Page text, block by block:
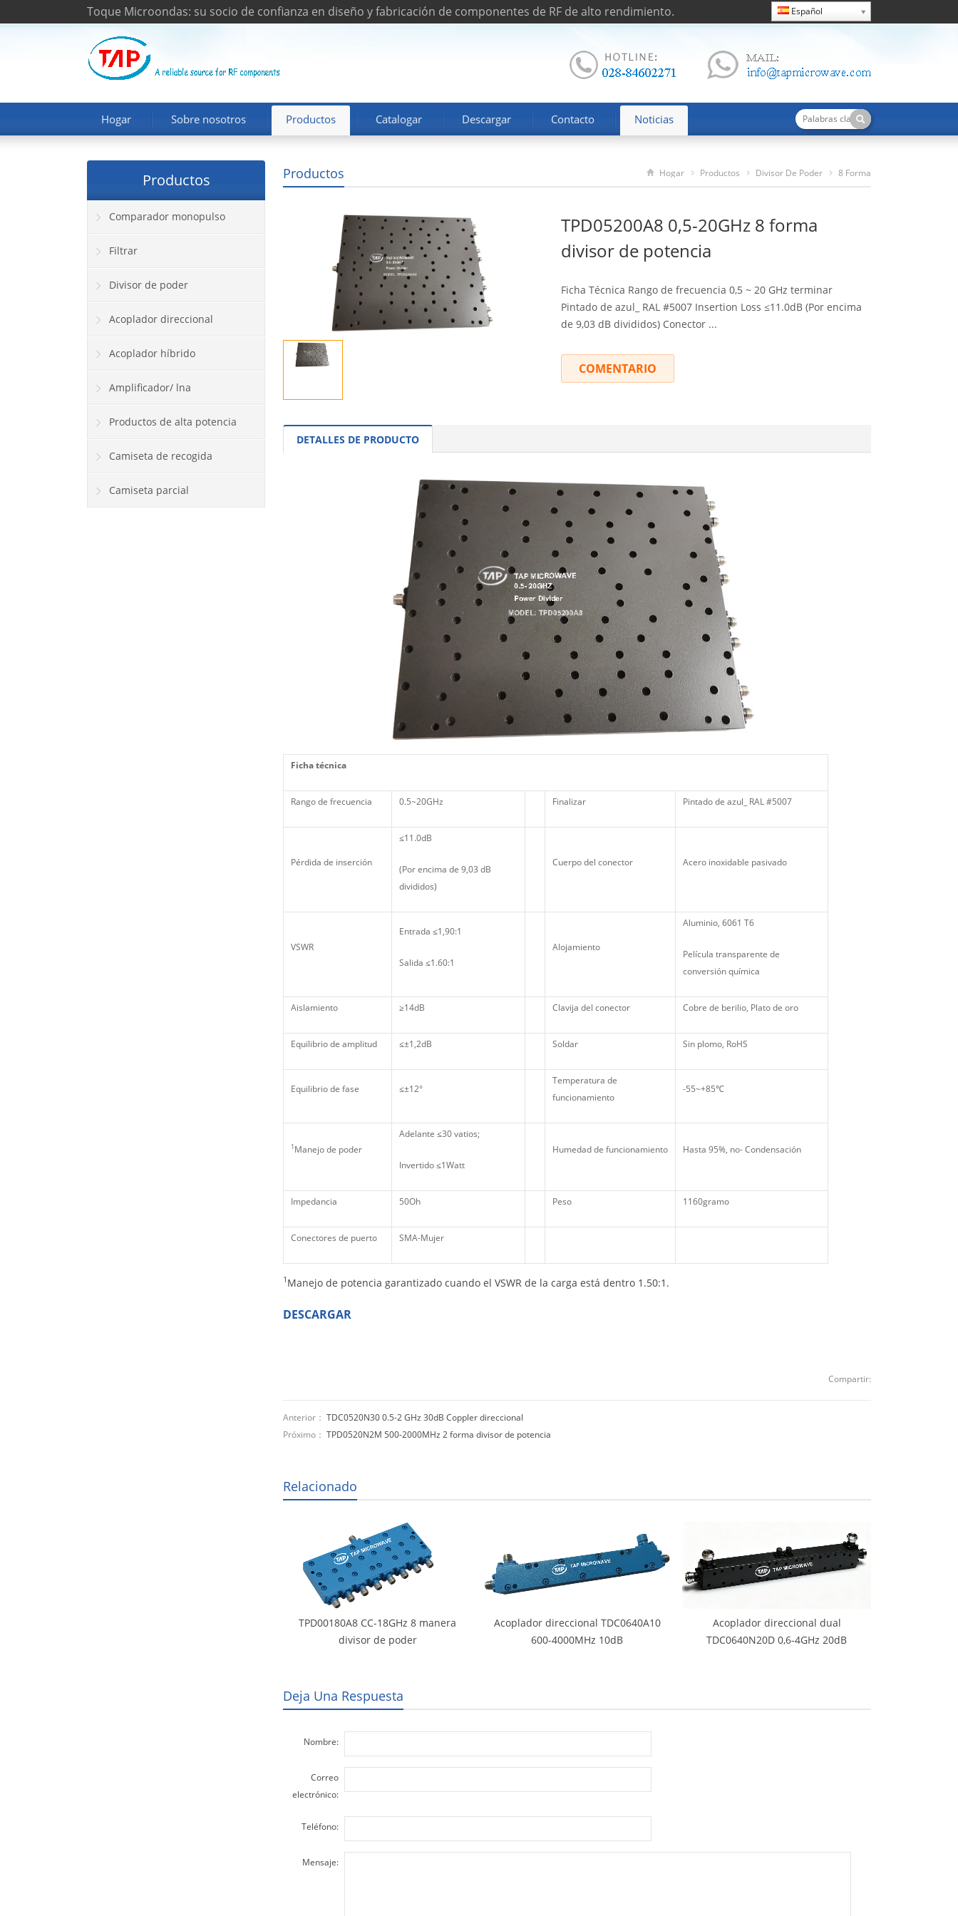
Toque Microondas: su socio de confianza en diseño y fabricación de componentes de RF de alto rendimiento. Español
Hogar Sobre nosotros Productos Catalogar Descargar Contacto Noticias
Productos Hogar Productos Divisor De Poder 8 Forma
TPD05200A8 0,5-20GHz 8 forma
divisor de potencia
Ficha Técnica Rango de frecuencia 0,5 ~ 20 GHz terminar
Pintado de azul_ RAL #5007 Insertion Loss ≤11.0dB (Por encima
de 9,03 dB divididos) Conector ...
COMENTARIO
DETALLES DE PRODUCTO
Ficha técnica
Rango de frecuencia 0.5~20GHz Finalizar Pintado de azul_ RAL #5007
Pérdida de inserción
≤11.0dB
(Por encima de 9,03 dB
divididos)
Cuerpo del conector Acero inoxidable pasivado
VSWR
Entrada ≤1,90:1
Salida ≤1.60:1
Alojamiento
Aluminio, 6061 T6
Película transparente de
conversión química
Aislamiento ≥14dB Clavija del conector Cobre de berilio, Plato de oro
Equilibrio de amplitud ≤±1,2dB Soldar Sin plomo, RoHS
Equilibrio de fase ≤±12°
Temperatura de
funcionamiento
-55~+85℃
1 Manejo de poder
Adelante ≤30 vatios;
Invertido ≤1Watt
Humedad de funcionamiento Hasta 95%, no- Condensación
Impedancia 50Oh Peso 1160gramo
Conectores de puerto SMA-Mujer
1 Manejo de potencia garantizado cuando el VSWR de la carga está dentro 1.50:1.
DESCARGAR
Compartir:
Anterior： TDC0520N30 0.5-2 GHz 30dB Coppler direccional
Próximo： TPD0520N2M 500-2000MHz 2 forma divisor de potencia
Relacionado
TPD00180A8 CC-18GHz 8 manera
divisor de poder
Acoplador direccional TDC0640A10
600-4000MHz 10dB
Acoplador direccional dual
TDC0640N20D 0,6-4GHz 20dB
Deja Una Respuesta
Nombre:
Correo
electrónico:
Teléfono:
Mensaje:
Productos
Comparador monopulso
Filtrar
Divisor de poder
Acoplador direccional
Acoplador híbrido
Amplificador/ lna
Productos de alta potencia
Camiseta de recogida
Camiseta parcial